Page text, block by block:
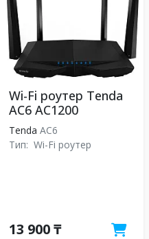
Wi-Fi роутер Tenda
AC6 AC1200
Tenda АС6
Тип: Wi-Fi роутер
13 900 ₸